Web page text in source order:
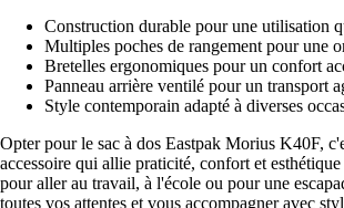
Construction durable pour une utilisation
Multiples poches de rangement pour une
Bretelles ergonomiques pour un confort
Panneau arrière ventilé pour un transport
Style contemporain adapté à diverses
Opter pour le sac à dos Eastpak Morius K40F,
accessoire qui allie praticité, confort et
pour aller au travail, à l'école ou pour une
toutes vos attentes et vous accompagner avec